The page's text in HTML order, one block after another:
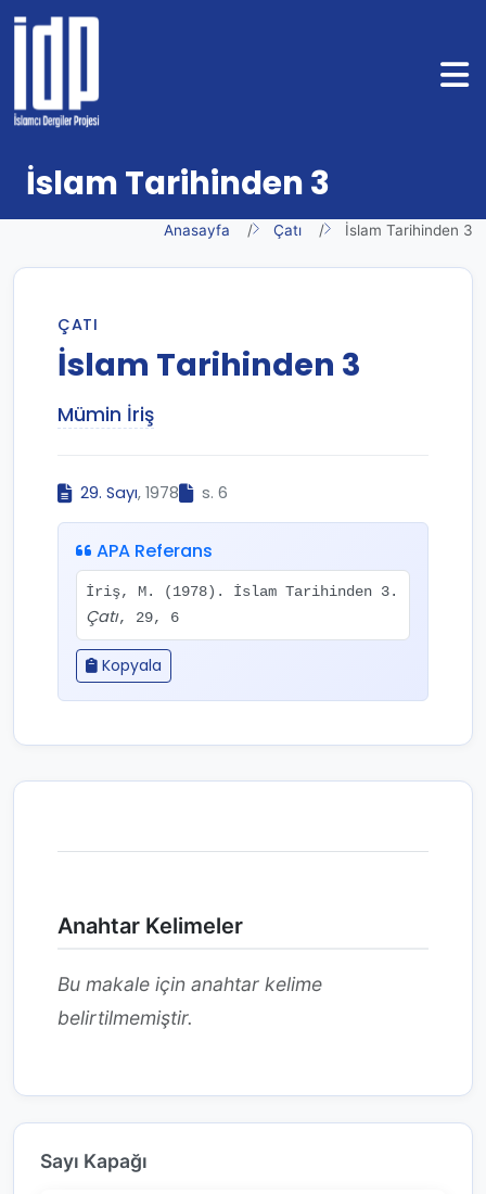
İslam Tarihinden 3
Anasayfa Çatı İslam Tarihinden 3
ÇATI
İslam Tarihinden 3
Mümin İriş
29. Sayı, 1978 s. 6
APA Referans
İriş, M. (1978). İslam Tarihinden 3.
Çatı, 29, 6
Kopyala
Anahtar Kelimeler
Bu makale için anahtar kelime
belirtilmemiştir.
Sayı Kapağı